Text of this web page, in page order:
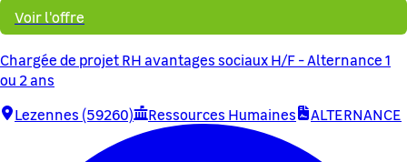
Voir l'offre
Chargée de projet RH avantages sociaux H/F - Alternance 1
ou 2 ans
Lezennes (59260)
Ressources Humaines ALTERNANCE